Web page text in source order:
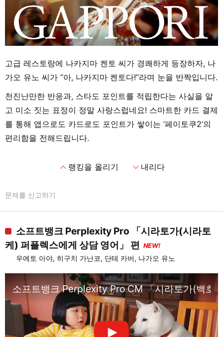
고급 레스토랑에 나카지마 켄토 씨가 경쾌하게 등장하자, 나
가오 유노 씨가 “아, 나카지마 켄토다!”라며 눈을 반짝입니다.
천진난만한 반응과, 스타도 포인트를 적립한다는 사실을 알
고 미소 짓는 표정이 정말 사랑스럽네요! 스마트한 카드 결제
를 통해 앱으로도 카드로도 포인트가 쌓이는 ‘페이토쿠2’의
편리함을 전해드립니다.
expand_less랭킹을 올리기 expand_more내리다
문제를 신고하기
소프트뱅크 Perplexity Pro 「시라토가(시라토
케) 퍼플렉스에게 상담 영어」 편 NEW!
우에토 아야, 히구치 가난코, 단테 카버, 나가오 유노
소프트뱅크 Perplexity Pro CM 「시라토가(백호